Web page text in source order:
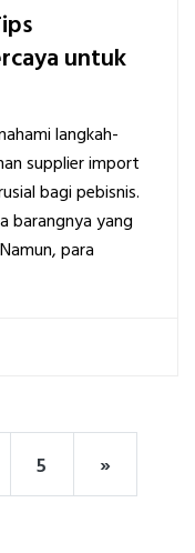
untuk
langkah-
supplier import
bagi pebisnis.
barangnya yang
para
5 »